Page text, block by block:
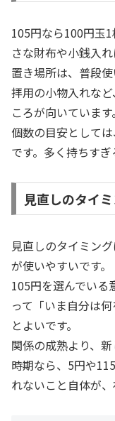
105円なら100円玉
さな財布や小銭入れ
置き場所は、普段
拝用の小物入れな
ころが向いています。
個数の目安として
です。多く持ちすぎ
見直しのタイ
見直しのタイミン
が使いやすいです。
105円を選んでいる
って「いま自分は
とよいです。
関係の成熟より、
時期なら、5円や
れないこと自体が